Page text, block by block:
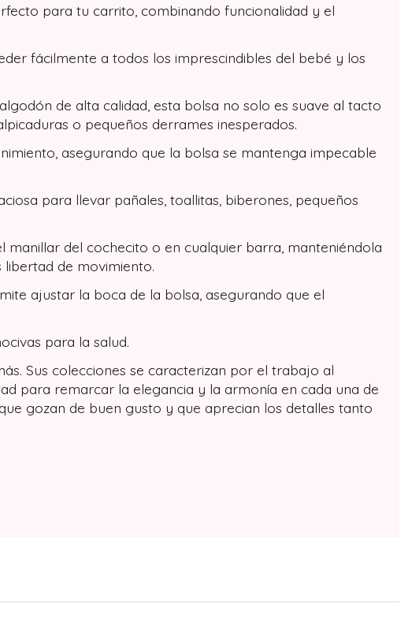
para tu carrito, combinando funcionalidad y el
fácilmente a todos los imprescindibles del bebé y los
de alta calidad, esta bolsa no solo es suave al tacto
o pequeños derrames inesperados.
asegurando que la bolsa se mantenga impecable
para llevar pañales, toallitas, biberones, pequeños
del cochecito o en cualquier barra, manteniéndola
de movimiento.
ajustar la boca de la bolsa, asegurando que el
para la salud.
Sus colecciones se caracterizan por el trabajo al
para remarcar la elegancia y la armonía en cada una de
gozan de buen gusto y que aprecian los detalles tanto